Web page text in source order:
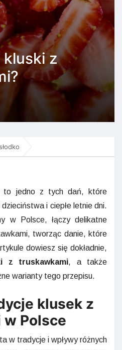
kluski z
to jedno z tych dań, które
i ciepłe letnie dni.
w Polsce, łączy delikatne
tworząc danie, które
dowiesz się dokładnie,
z truskawkami, a także
warianty tego przepisu.
klusek z
Polsce
w tradycje i wpływy różnych